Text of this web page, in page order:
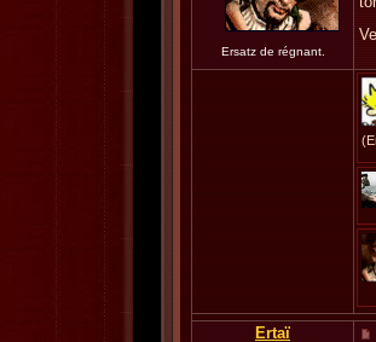
Ersatz de régnant.
Ertaï